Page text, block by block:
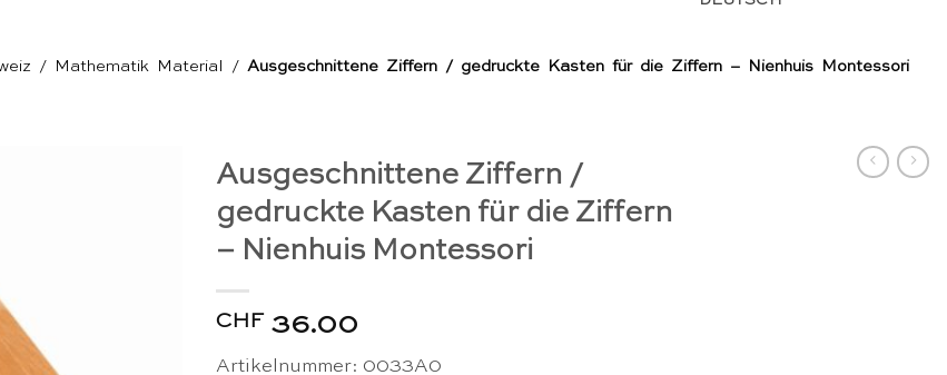
/ Mathematik Material / Ausgeschnittene Ziffern / gedruckte Kasten für die Ziffern – Nienhuis Montessori
Ausgeschnittene Ziffern /
gedruckte Kasten für die Ziffern
– Nienhuis Montessori
CHF 36.00
Artikelnummer: 0033A0